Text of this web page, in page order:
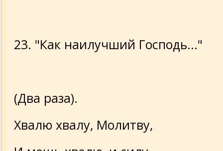
23. "Как наилучший Господь..."
(Два раза).
Хвалю хвалу, Молитву,